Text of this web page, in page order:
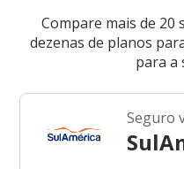
Compare mais de 20
dezenas de planos
para a
Seguro